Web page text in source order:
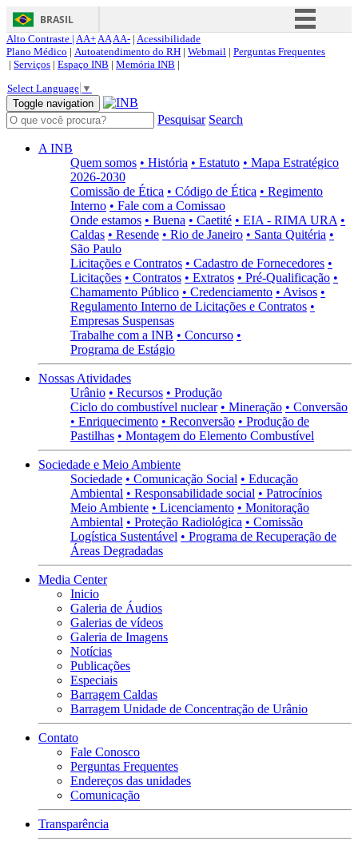
BRASIL
Simplifique!
Acesso à informação
Canais
Alto Contraste | AA+AAAA- | Acessibilidade
Plano Médico | Autoatendimento do RH | Webmail | Perguntas Frequentes
| Serviços | Espaço INB | Memória INB |
Select Language ▼
Toggle navigation
Pesquisar Search
A INB
Quem somos • História • Estatuto • Mapa Estratégico
2026-2030
Comissão de Ética • Código de Ética • Regimento
Interno • Fale com a Comissao
Onde estamos • Buena • Caetité • EIA - RIMA URA •
Caldas • Resende • Rio de Janeiro • Santa Quitéria •
São Paulo
Licitações e Contratos • Cadastro de Fornecedores •
Licitações • Contratos • Extratos • Pré-Qualificação •
Chamamento Público • Credenciamento • Avisos •
Regulamento Interno de Licitações e Contratos •
Empresas Suspensas
Trabalhe com a INB • Concurso •
Programa de Estágio
Nossas Atividades
Urânio • Recursos • Produção
Ciclo do combustível nuclear • Mineração • Conversão
• Enriquecimento • Reconversão • Produção de
Pastilhas • Montagem do Elemento Combustível
Sociedade e Meio Ambiente
Sociedade • Comunicação Social • Educação
Ambiental • Responsabilidade social • Patrocínios
Meio Ambiente • Licenciamento • Monitoração
Ambiental • Proteção Radiológica • Comissão
Logística Sustentável • Programa de Recuperação de
Áreas Degradadas
Media Center
Inicio
Galeria de Áudios
Galerias de vídeos
Galeria de Imagens
Notícias
Publicações
Especiais
Barragem Caldas
Barragem Unidade de Concentração de Urânio
Contato
Fale Conosco
Perguntas Frequentes
Endereços das unidades
Comunicação
Transparência